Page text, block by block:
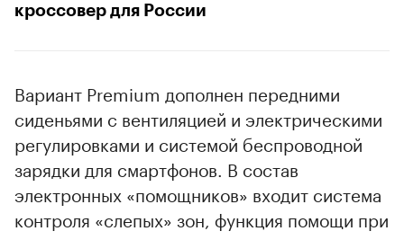
кроссовер для России
Вариант Premium дополнен передними
сиденьями с вентиляцией и электрическими
регулировками и системой беспроводной
зарядки для смартфонов. В состав
электронных «помощников» входит система
контроля «слепых» зон, функция помощи при